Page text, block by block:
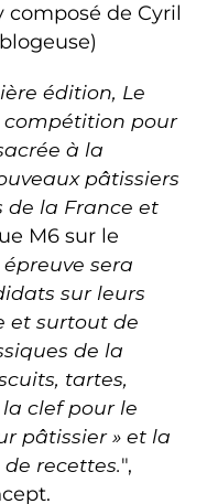
de Cyril
édition, Le
pour
à la
pâtissiers
de la France et
M6 sur le
sera
sur leurs
et surtout de
de la
tartes,
clef pour le
pâtissier » et la
recettes.",